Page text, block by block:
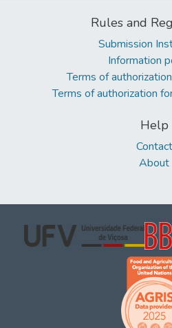
Rules and
Submission
Information
Terms of
Terms of authorization
Help
Contact
About